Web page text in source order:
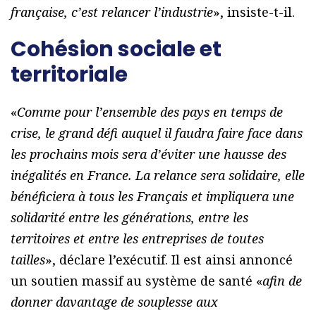
française, c’est relancer l’industrie», insiste-t-il.
Cohésion sociale et
territoriale
«Comme pour l’ensemble des pays en temps de
crise, le grand défi auquel il faudra faire face dans
les prochains mois sera d’éviter une hausse des
inégalités en France. La relance sera solidaire, elle
bénéficiera à tous les Français et impliquera une
solidarité entre les générations, entre les
territoires et entre les entreprises de toutes
tailles», déclare l’exécutif. Il est ainsi annoncé
un soutien massif au système de santé «afin de
donner davantage de souplesse aux